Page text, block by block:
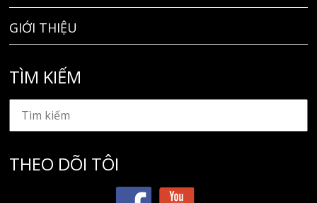
GIỚI THIỆU
TÌM KIẾM
THEO DÕI TÔI